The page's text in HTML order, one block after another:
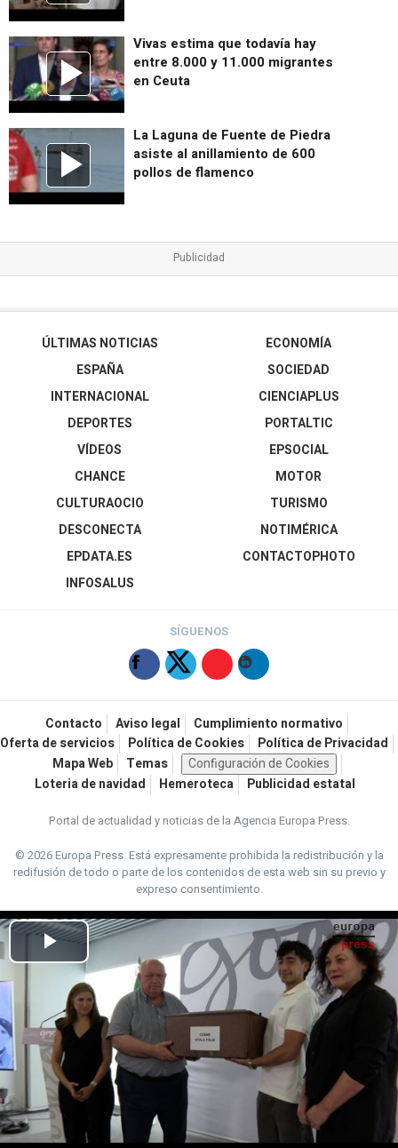
Vivas estima que todavía hay
entre 8.000 y 11.000 migrantes
en Ceuta
La Laguna de Fuente de Piedra
asiste al anillamiento de 600
pollos de flamenco
ÚLTIMAS NOTICIAS
ESPAÑA
INTERNACIONAL
DEPORTES
VÍDEOS
ECONOMÍA
SOCIEDAD
CIENCIAPLUS
PORTALTIC
EPSOCIAL
CHANCE
CULTURAOCIO
DESCONECTA
EPDATA.ES
INFOSALUS
MOTOR
TURISMO
NOTIMÉRICA
CONTACTOPHOTO
SÍGUENOS
Contacto Aviso legal
Cumplimiento normativo
Oferta de servicios
Política de Cookies
Política de Privacidad
Mapa Web
Temas
Configuración de Cookies
Loteria de navidad
Hemeroteca Publicidad estatal
Portal de actualidad y noticias de la Agencia Europa Press.
© 2026 Europa Press.Está expresamente prohibida la redistribución y la
redifusión de todo o parte de los contenidos de esta web sin su previo y
expreso consentimiento.